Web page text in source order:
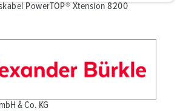
PowerTOP® Xtension 8200
& Co. KG